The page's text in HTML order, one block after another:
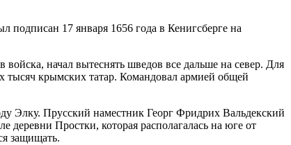
17 января 1656 года в Кенигсберге на
начал вытеснять шведов все дальше на север. Для
тысяч крымских татар. Командовал армией общей
Элку. Прусский наместник Георг Фридрих Вальдекский
деревни Простки, которая располагалась на юге от
защищать.